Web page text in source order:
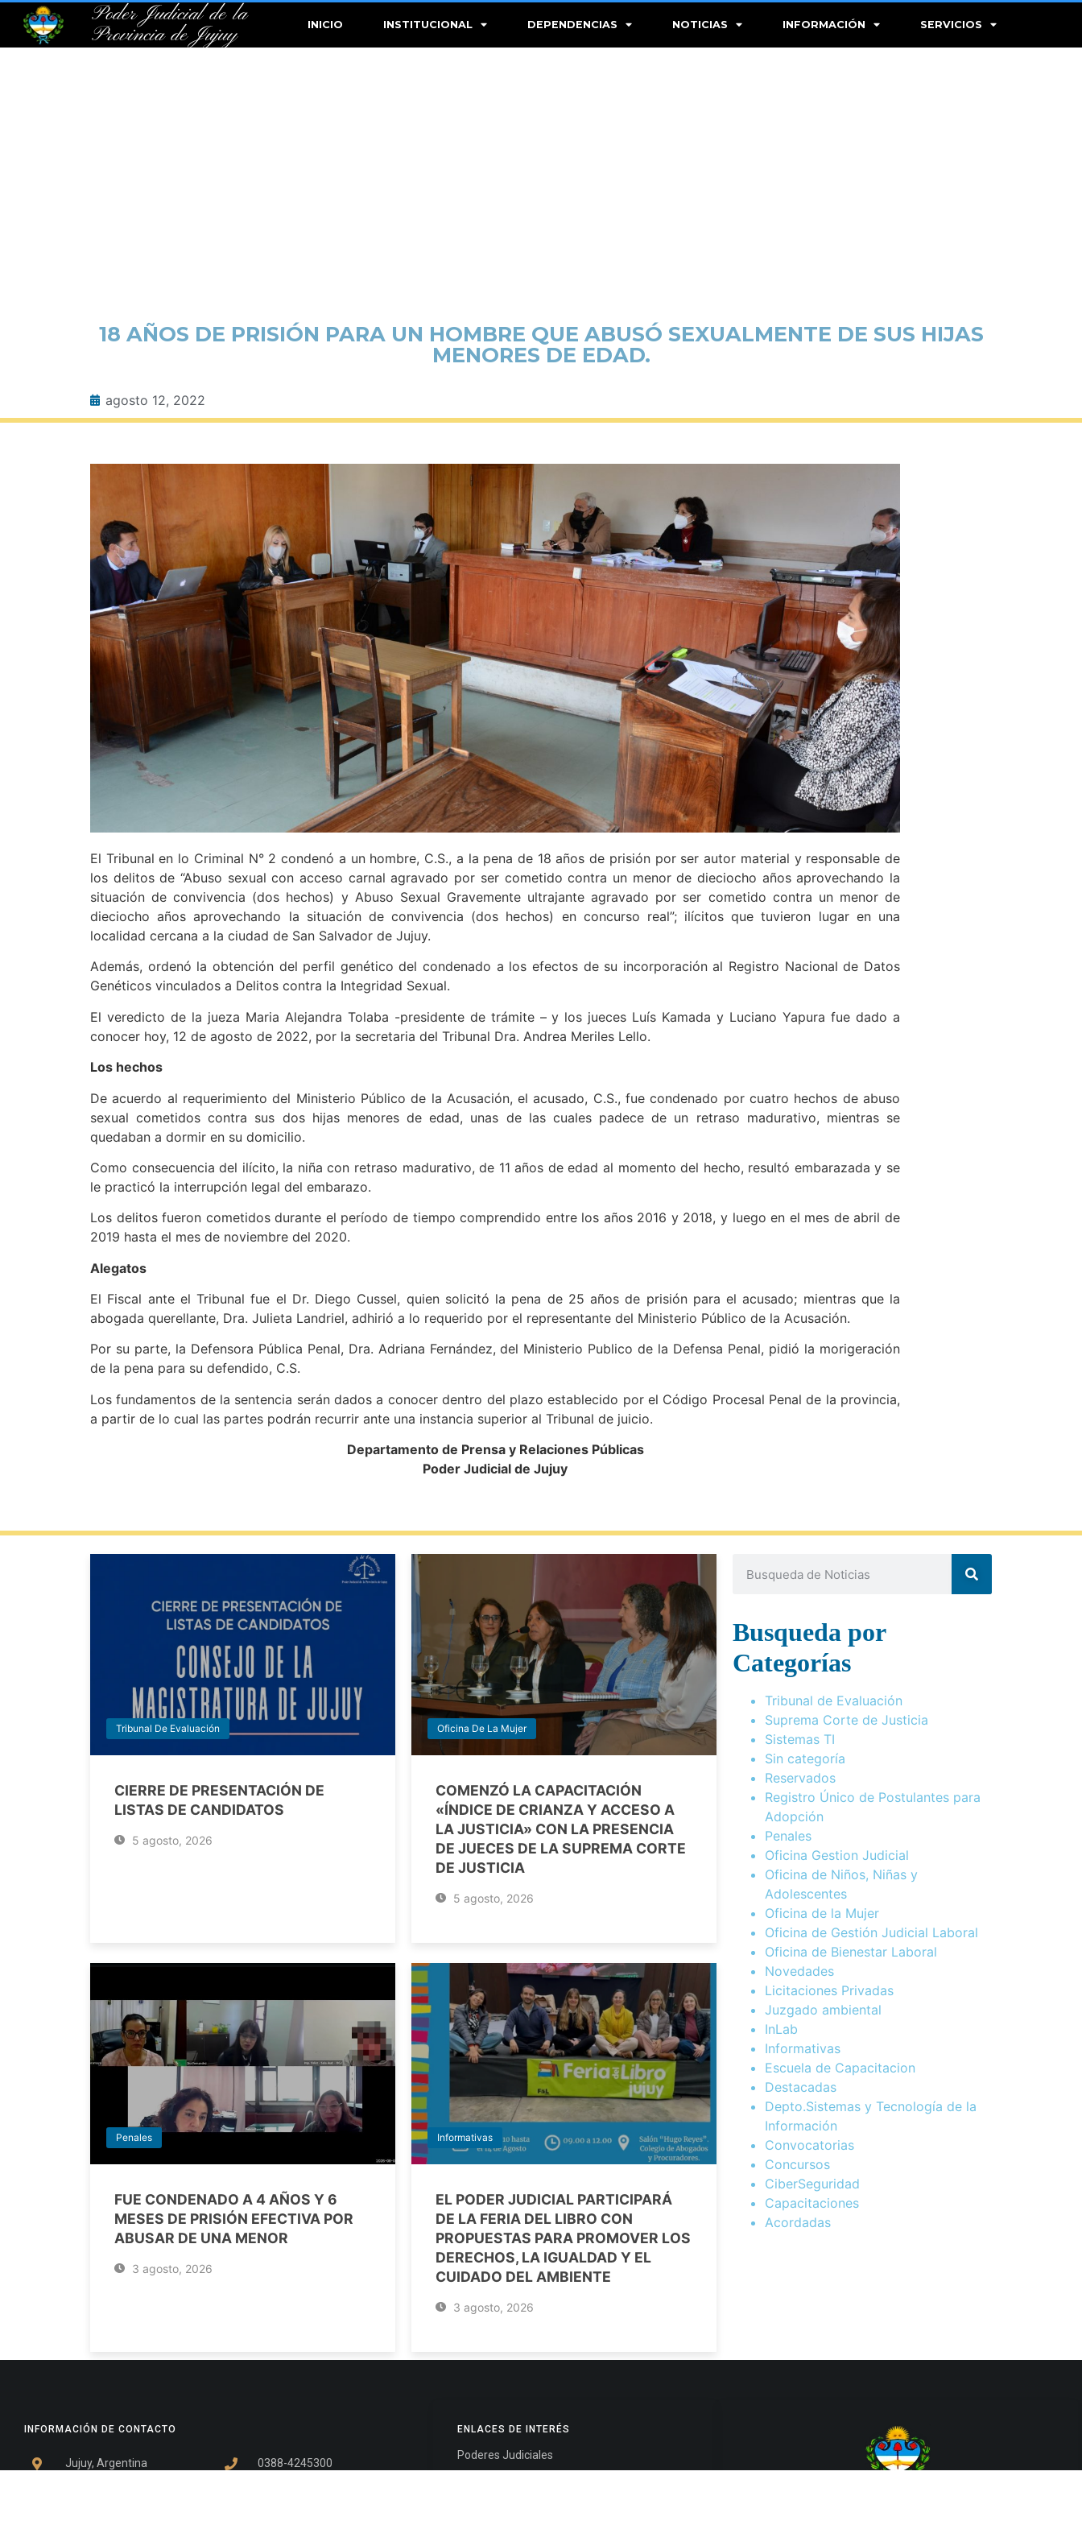
Poder Judicial de la
Provincia de Jujuy
INICIO INSTITUCIONAL DEPENDENCIAS NOTICIAS INFORMACIÓN SERVICIOS
18 AÑOS DE PRISIÓN PARA UN HOMBRE QUE ABUSÓ SEXUALMENTE DE SUS HIJAS
MENORES DE EDAD.
agosto 12, 2022
El Tribunal en lo Criminal N° 2 condenó a un hombre, C.S., a la pena de 18 años de prisión por ser autor material y responsable de
los delitos de “Abuso sexual con acceso carnal agravado por ser cometido contra un menor de dieciocho años aprovechando la
situación de convivencia (dos hechos) y Abuso Sexual Gravemente ultrajante agravado por ser cometido contra un menor de
dieciocho años aprovechando la situación de convivencia (dos hechos) en concurso real”; ilícitos que tuvieron lugar en una
localidad cercana a la ciudad de San Salvador de Jujuy.
Además, ordenó la obtención del perfil genético del condenado a los efectos de su incorporación al Registro Nacional de Datos
Genéticos vinculados a Delitos contra la Integridad Sexual.
El veredicto de la jueza Maria Alejandra Tolaba -presidente de trámite – y los jueces Luís Kamada y Luciano Yapura fue dado a
conocer hoy, 12 de agosto de 2022, por la secretaria del Tribunal Dra. Andrea Meriles Lello.
Los hechos
De acuerdo al requerimiento del Ministerio Público de la Acusación, el acusado, C.S., fue condenado por cuatro hechos de abuso
sexual cometidos contra sus dos hijas menores de edad, unas de las cuales padece de un retraso madurativo, mientras se
quedaban a dormir en su domicilio.
Como consecuencia del ilícito, la niña con retraso madurativo, de 11 años de edad al momento del hecho, resultó embarazada y se
le practicó la interrupción legal del embarazo.
Los delitos fueron cometidos durante el período de tiempo comprendido entre los años 2016 y 2018, y luego en el mes de abril de
2019 hasta el mes de noviembre del 2020.
Alegatos
El Fiscal ante el Tribunal fue el Dr. Diego Cussel, quien solicitó la pena de 25 años de prisión para el acusado; mientras que la
abogada querellante, Dra. Julieta Landriel, adhirió a lo requerido por el representante del Ministerio Público de la Acusación.
Por su parte, la Defensora Pública Penal, Dra. Adriana Fernández, del Ministerio Publico de la Defensa Penal, pidió la morigeración
de la pena para su defendido, C.S.
Los fundamentos de la sentencia serán dados a conocer dentro del plazo establecido por el Código Procesal Penal de la provincia,
a partir de lo cual las partes podrán recurrir ante una instancia superior al Tribunal de juicio.
Departamento de Prensa y Relaciones Públicas
Poder Judicial de Jujuy
Tribunal De Evaluación
CIERRE DE PRESENTACIÓN DE
LISTAS DE CANDIDATOS
5 agosto, 2026
Oficina De La Mujer
COMENZÓ LA CAPACITACIÓN
«ÍNDICE DE CRIANZA Y ACCESO A
LA JUSTICIA» CON LA PRESENCIA
DE JUECES DE LA SUPREMA CORTE
DE JUSTICIA
5 agosto, 2026
Penales
FUE CONDENADO A 4 AÑOS Y 6
MESES DE PRISIÓN EFECTIVA POR
ABUSAR DE UNA MENOR
3 agosto, 2026
Informativas
EL PODER JUDICIAL PARTICIPARÁ
DE LA FERIA DEL LIBRO CON
PROPUESTAS PARA PROMOVER LOS
DERECHOS, LA IGUALDAD Y EL
CUIDADO DEL AMBIENTE
3 agosto, 2026
Busqueda por
Categorías
Tribunal de Evaluación
Suprema Corte de Justicia
Sistemas TI
Sin categoría
Reservados
Registro Único de Postulantes para
Adopción
Penales
Oficina Gestion Judicial
Oficina de Niños, Niñas y
Adolescentes
Oficina de la Mujer
Oficina de Gestión Judicial Laboral
Oficina de Bienestar Laboral
Novedades
Licitaciones Privadas
Juzgado ambiental
InLab
Informativas
Escuela de Capacitacion
Destacadas
Depto.Sistemas y Tecnología de la
Información
Convocatorias
Concursos
CiberSeguridad
Capacitaciones
Acordadas
INFORMACIÓN DE CONTACTO
Jujuy, Argentina
0388-4245300
ENLACES DE INTERÉS
Poderes Judiciales